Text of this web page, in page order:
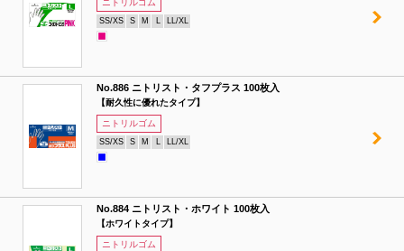
ニトリルゴム
SS/XS S M L LL/XL
No.886 ニトリスト・タフプラス 100枚入
【耐久性に優れたタイプ】
ニトリルゴム
SS/XS S M L LL/XL
No.884 ニトリスト・ホワイト 100枚入
【ホワイトタイプ】
ニトリルゴム